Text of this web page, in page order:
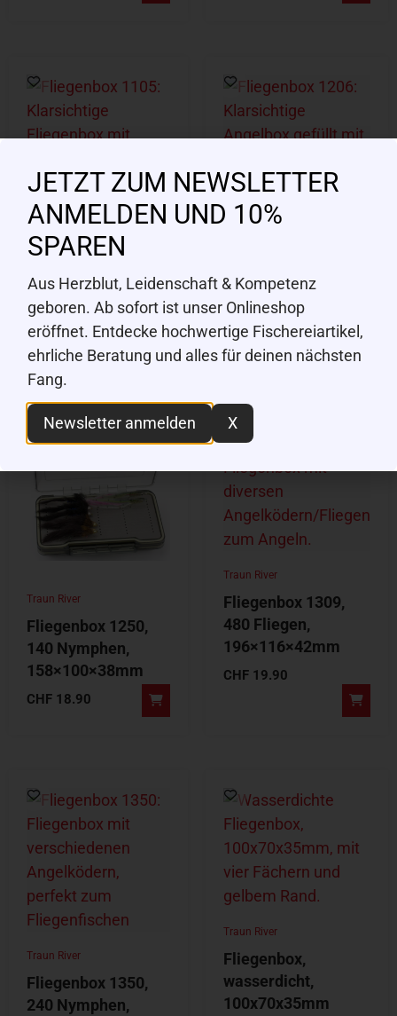
Traun River
220 Fliegen,
128×96×38mm
CHF 15.90
260 Fliegen,
158×100×38mm
CHF 18.90
Traun River
Fliegenbox 1250,
140 Nymphen,
158×100×38mm
CHF 18.90
Traun River
Fliegenbox 1309,
480 Fliegen,
196×116×42mm
CHF 19.90
Traun River
Fliegenbox 1350,
240 Nymphen,
Traun River
Fliegenbox,
wasserdicht,
100x70x35mm
JETZT ZUM NEWSLETTER
ANMELDEN UND 10%
SPAREN
Aus Herzblut, Leidenschaft & Kompetenz
geboren. Ab sofort ist unser Onlineshop
eröffnet. Entdecke hochwertige Fischereiartikel,
ehrliche Beratung und alles für deinen nächsten
Fang.
Newsletter anmelden X